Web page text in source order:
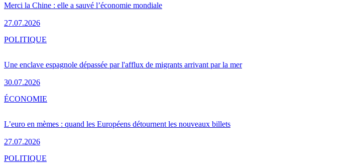
Merci la Chine : elle a sauvé l’économie mondiale
27.07.2026
Une enclave espagnole dépassée par l'afflux de migrants arrivant par la mer
30.07.2026
POLITIQUE
L’euro en mèmes : quand les Européens détournent les nouveaux billets
27.07.2026
ÉCONOMIE
POLITIQUE